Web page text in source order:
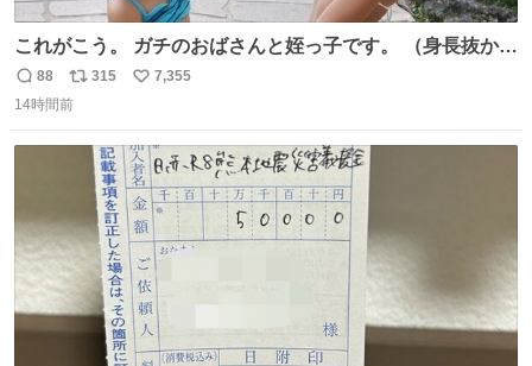
これがこう。 ガチのおばさんと姪っ子です。 （身長抜かさ
返
信
88
リ
ポ
315
い
数
7,355
14時間前